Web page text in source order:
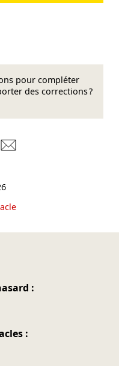
pour compléter
des corrections ?
LinkedIn
sur Mastodon
sur Bluesky
Partager sur Facebook
:
: